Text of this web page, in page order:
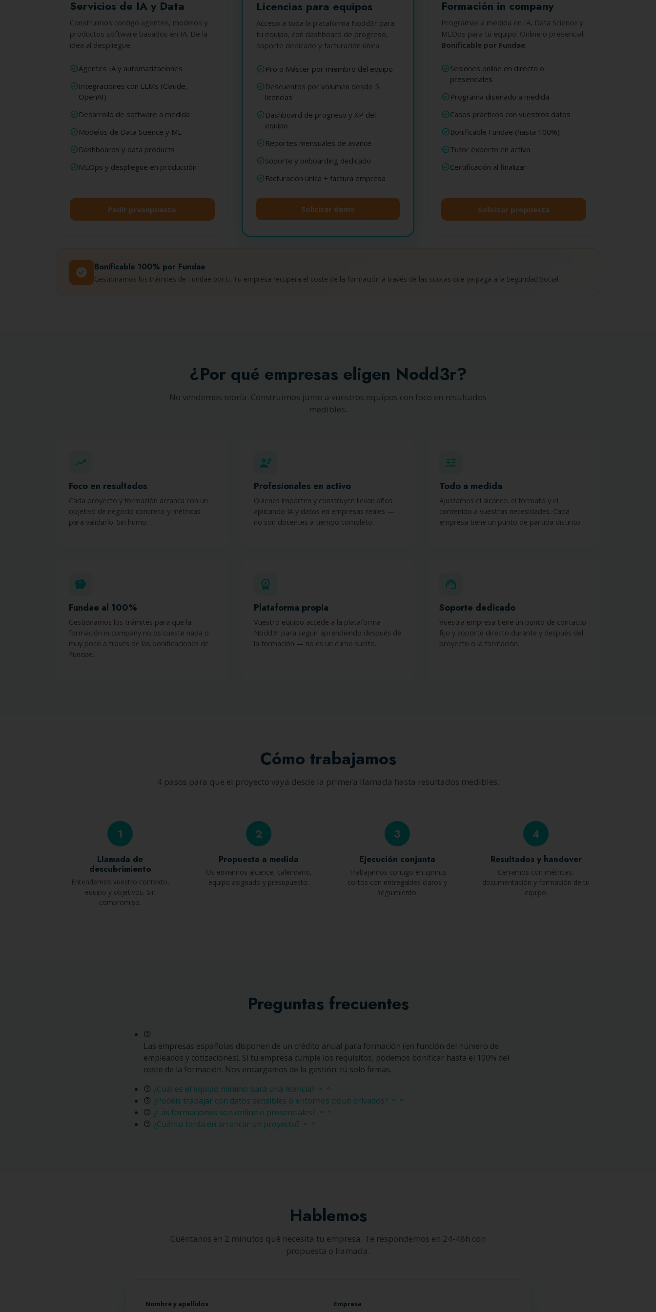
Servicios de IA y Data
Construimos contigo agentes, modelos y
productos software basados en IA. De la
idea al despliegue.
Agentes IA y automatizaciones
Integraciones con LLMs (Claude,
OpenAI)
Desarrollo de software a medida
Modelos de Data Science y ML
Dashboards y data products
MLOps y despliegue en producción
Pedir presupuesto
Licencias para equipos
Acceso a toda la plataforma Nodd3r para
tu equipo, con dashboard de progreso,
soporte dedicado y facturación única.
Pro o Máster por miembro del equipo
Descuentos por volumen desde 5
licencias
Dashboard de progreso y XP del
equipo
Reportes mensuales de avance
Soporte y onboarding dedicado
Facturación única + factura empresa
Solicitar demo
Formación in company
Programas a medida en IA, Data Science y
MLOps para tu equipo. Online o presencial.
Bonificable por Fundae.
Sesiones online en directo o
presenciales
Programa diseñado a medida
Casos prácticos con vuestros datos
Bonificable Fundae (hasta 100%)
Tutor experto en activo
Certificación al finalizar
Solicitar propuesta
verified Bonificable 100% por Fundae
Gestionamos los trámites de Fundae por ti. Tu empresa recupera el coste de la formación a través de las cuotas que ya paga a la Seguridad Social.
¿Por qué empresas eligen Nodd3r?
No vendemos teoría. Construimos junto a vuestros equipos con foco en resultados
medibles.
trending_up
Foco en resultados
Cada proyecto y formación arranca con un
objetivo de negocio concreto y métricas
para validarlo. Sin humo.
engineering
Profesionales en activo
Quienes imparten y construyen llevan años
aplicando IA y datos en empresas reales —
no son docentes a tiempo completo.
tune
Todo a medida
Ajustamos el alcance, el formato y el
contenido a vuestras necesidades. Cada
empresa tiene un punto de partida distinto.
savings
Fundae al 100%
Gestionamos los trámites para que la
formación in company no os cueste nada o
muy poco a través de las bonificaciones de
Fundae.
workspace_premium
Plataforma propia
Vuestro equipo accede a la plataforma
Nodd3r para seguir aprendiendo después de
la formación — no es un curso suelto.
support_agent
Soporte dedicado
Vuestra empresa tiene un punto de contacto
fijo y soporte directo durante y después del
proyecto o la formación.
Cómo trabajamos
4 pasos para que el proyecto vaya desde la primera llamada hasta resultados medibles.
1
Llamada de
descubrimiento
Entendemos vuestro contexto,
equipo y objetivos. Sin
compromiso.
2
Propuesta a medida
Os enviamos alcance, calendario,
equipo asignado y presupuesto.
3
Ejecución conjunta
Trabajamos contigo en sprints
cortos con entregables claros y
seguimiento.
4
Resultados y handover
Cerramos con métricas,
documentación y formación de tu
equipo.
Preguntas frecuentes
Las empresas españolas disponen de un crédito anual para formación (en función del número de
empleados y cotizaciones). Si tu empresa cumple los requisitos, podemos bonificar hasta el 100% del
coste de la formación. Nos encargamos de la gestión: tú solo firmas.
¿Cuál es el equipo mínimo para una licencia?
¿Podéis trabajar con datos sensibles o entornos cloud privados?
¿Las formaciones son online o presenciales?
¿Cuánto tarda en arrancar un proyecto?
Hablemos
Cuéntanos en 2 minutos qué necesita tu empresa. Te respondemos en 24-48h con
propuesta o llamada.
Nombre y apellidos Empresa